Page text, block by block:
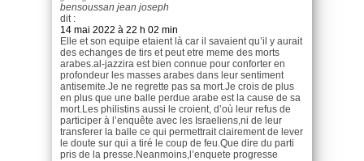
bensoussan jean joseph
dit :
14 mai 2022 à 22 h 02 min
Elle et son equipe etaient là car il savaient qu’il y aurait
des echanges de tirs et peut etre meme des morts
arabes.al-jazzira est bien connue pour conforter en
profondeur les masses arabes dans leur sentiment
antisemite.Je ne regrette pas sa mort.Je crois de plus
en plus que une balle perdue arabe est la cause de sa
mort.Les philistins aussi le croient, d’où leur refus de
participer à l’enquête avec les Israeliens,ni de leur
transferer la balle ce qui permettrait clairement de lever
le doute sur qui a tiré le coup de feu.Que dire du parti
pris de la presse.Neanmoins,l’enquete progresse